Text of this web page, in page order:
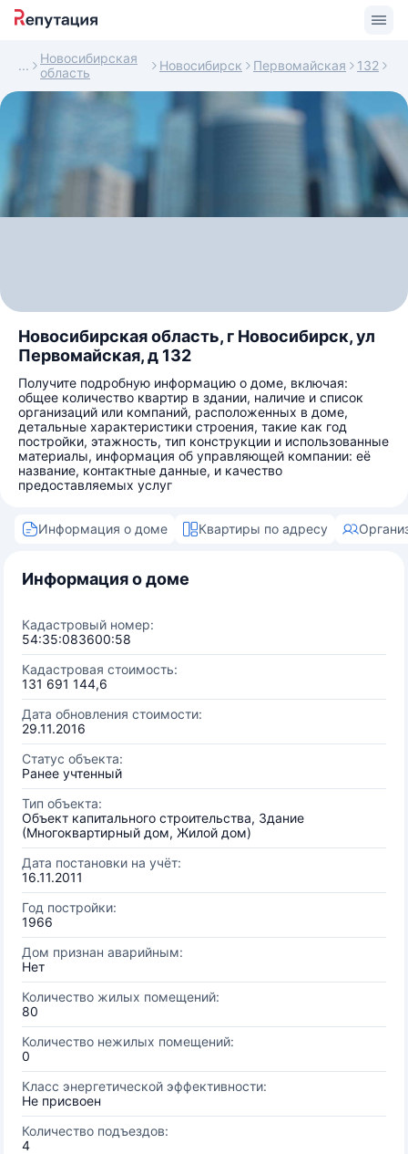
Новосибирская
область
Новосибирск Первомайская 132
Новосибирская область, г Новосибирск, ул
Первомайская, д 132
Получите подробную информацию о доме, включая:
общее количество квартир в здании, наличие и список
организаций или компаний, расположенных в доме,
детальные характеристики строения, такие как год
постройки, этажность, тип конструкции и использованные
материалы, информация об управляющей компании: её
название, контактные данные, и качество
предоставляемых услуг
Информация о доме Квартиры по адресу
Информация о доме
Кадастровый номер:
54:35:083600:58
Кадастровая стоимость:
131 691 144,6
Дата обновления стоимости:
29.11.2016
Статус объекта:
Ранее учтенный
Тип объекта:
Объект капитального строительства, Здание
(Многоквартирный дом, Жилой дом)
Дата постановки на учёт:
16.11.2011
Год постройки:
1966
Дом признан аварийным:
Нет
Количество жилых помещений:
80
Количество нежилых помещений:
0
Класс энергетической эффективности:
Не присвоен
Количество подъездов:
4